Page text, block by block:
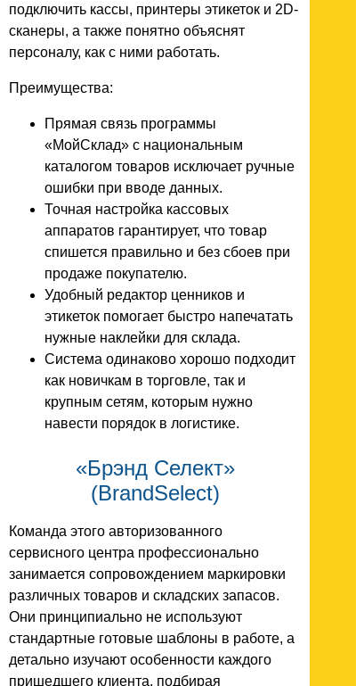
подключить кассы, принтеры этикеток и 2D-
сканеры, а также понятно объяснят
персоналу, как с ними работать.
Преимущества:
Прямая связь программы
«МойСклад» с национальным
каталогом товаров исключает ручные
ошибки при вводе данных.
Точная настройка кассовых
аппаратов гарантирует, что товар
спишется правильно и без сбоев при
продаже покупателю.
Удобный редактор ценников и
этикеток помогает быстро напечатать
нужные наклейки для склада.
Система одинаково хорошо подходит
как новичкам в торговле, так и
крупным сетям, которым нужно
навести порядок в логистике.
«Брэнд Селект»
(BrandSelect)
Команда этого авторизованного
сервисного центра профессионально
занимается сопровождением маркировки
различных товаров и складских запасов.
Они принципиально не используют
стандартные готовые шаблоны в работе, а
детально изучают особенности каждого
пришедшего клиента, подбирая